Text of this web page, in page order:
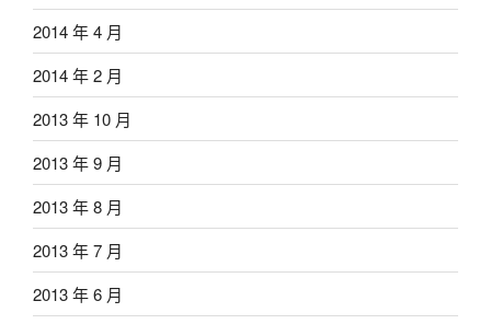
2014 年 4 月
2014 年 2 月
2013 年 10 月
2013 年 9 月
2013 年 8 月
2013 年 7 月
2013 年 6 月